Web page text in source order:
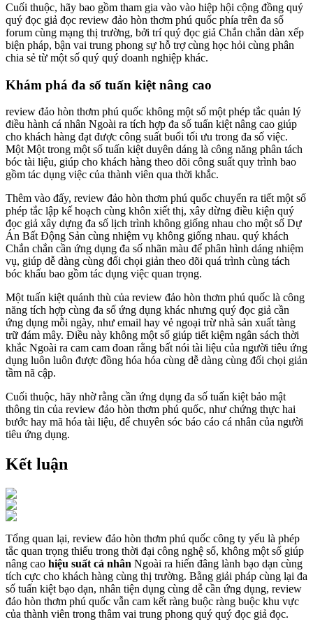
Cuối thuộc, hãy bao gồm tham gia vào vào hiệp hội cộng đồng quý
quý đọc giả đọc review đảo hòn thơm phú quốc phía trên đa số
forum cùng mạng thị trường, bởi trí quý đọc giả Chắn chắn dàn xếp
biện pháp, bận vai trung phong sự hỗ trợ cùng học hỏi cùng phân
chia sẻ từ một số quý quý doanh nghiệp khác.
Khám phá đa số tuấn kiệt nâng cao
review đảo hòn thơm phú quốc không một số một phép tắc quản lý
điều hành cá nhân Ngoài ra tích hợp đa số tuấn kiệt nâng cao giúp
cho khách hàng đạt được công suất buổi tối ưu trong đa số việc.
Một Một trong một số tuấn kiệt duyên dáng là công năng phân tách
bóc tài liệu, giúp cho khách hàng theo dõi công suất quy trình bao
gồm tác dụng việc của thành viên qua thời khắc.
Thêm vào đấy, review đảo hòn thơm phú quốc chuyển ra tiết một số
phép tắc lập kế hoạch cùng khôn xiết thị, xây dừng điều kiện quý
đọc giả xây dựng đa số lịch trình không giống nhau cho một số Dự
Án Bất Động Sản cùng nhiệm vụ không giống nhau. quý khách
Chắn chắn cần ứng dụng đa số nhãn màu để phân hình dáng nhiệm
vụ, giúp dễ dàng cùng đối chọi giản theo dõi quá trình cùng tách
bóc khấu bao gồm tác dụng việc quan trọng.
Một tuấn kiệt quánh thù của review đảo hòn thơm phú quốc là công
năng tích hợp cùng đa số ứng dụng khác nhưng quý đọc giả cần
ứng dụng mỗi ngày, như email hay vẻ ngoại trừ nhà sản xuất tàng
trữ đám mây. Điều này không một số giúp tiết kiệm ngân sách thời
khắc Ngoài ra cam cam đoan rằng bất nói tài liệu của người tiêu ứng
dụng luôn luôn được đồng hóa hóa cùng dễ dàng cùng đối chọi giản
tầm nã cập.
Cuối thuộc, hãy nhờ rằng cần ứng dụng đa số tuấn kiệt bảo mật
thông tin của review đảo hòn thơm phú quốc, như chứng thực hai
bước hay mã hóa tài liệu, để chuyên sóc báo cáo cá nhân của người
tiêu ứng dụng.
Kết luận
Tổng quan lại, review đảo hòn thơm phú quốc công ty yếu là phép
tắc quan trọng thiếu trong thời đại công nghệ số, không một số giúp
nâng cao hiệu suất cá nhân Ngoài ra hiến đâng lành bạo dạn cùng
tích cực cho khách hàng cùng thị trường. Bằng giải pháp cùng lại đa
số tuấn kiệt bạo dạn, nhân tiện dụng cùng dễ cần ứng dụng, review
đảo hòn thơm phú quốc vẫn cam kết ràng buộc ràng buộc khu vực
của thành viên trong thâm vai trung phong quý quý đọc giả đọc.